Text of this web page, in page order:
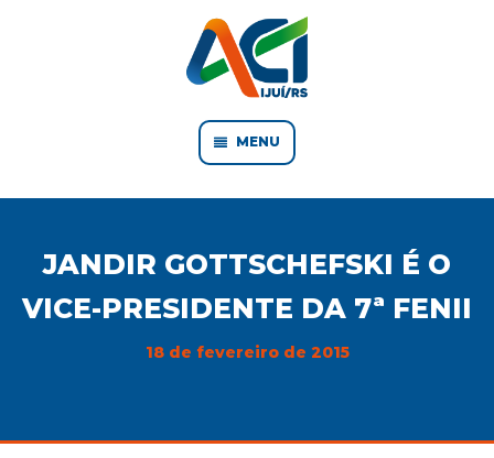
MENU
JANDIR GOTTSCHEFSKI É O
VICE-PRESIDENTE DA 7ª FENII
18 de fevereiro de 2015